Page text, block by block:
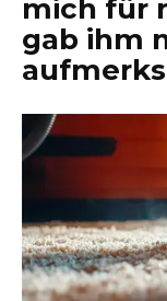
mich für
gab ihm